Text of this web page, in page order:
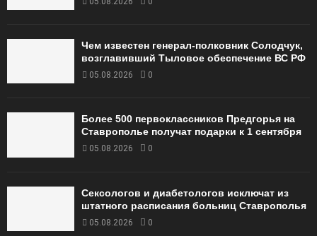
Чем известен генерал-полковник Солодчук,
возглавивший Тыловое обеспечение ВС РФ
05.08.2026 0
Более 500 первоклассников Предгорья на
Ставрополье получат подарки к 1 сентября
05.08.2026 0
Сексологов и диабетологов исключат из
штатного расписания больниц Ставрополья
05.08.2026 0